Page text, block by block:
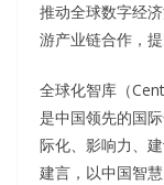
推动全球数字经
游产业链合作，
全球化智库（
是中国领先的国
际化、影响力、
建言，以中国智